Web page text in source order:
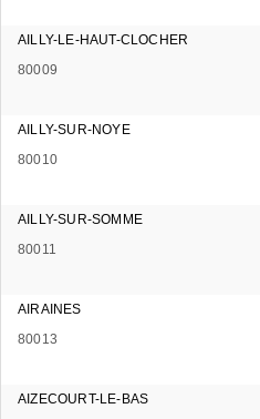
AILLY-LE-HAUT-CLOCHER
80009
AILLY-SUR-NOYE
80010
AILLY-SUR-SOMME
80011
AIRAINES
80013
AIZECOURT-LE-BAS